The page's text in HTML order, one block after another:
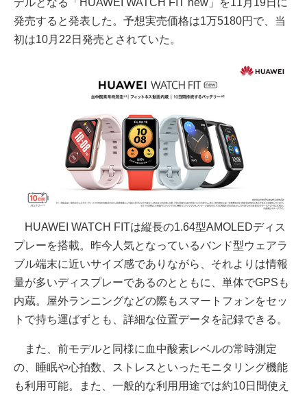
発売すると発表した。予想実売価格は1万5180円で、当
初は10月22日発売とされていた。
HUAWEI WATCH FITは縦長の1.64型AMOLEDディス
プレーを搭載。昨今人気となっているバンド型ウェアラ
ブル端末に近いサイズ感でありながら、それよりは情報
量が多いディスプレーであるのとともに、単体でGPSも
内蔵。屋外ランニングなどの際もスマートフォンをセッ
トで持ち運ばずとも、詳細な位置データを記録できる。
また、前モデルと同様に血中酸素レベルの常時測定
の、睡眠や心拍数、ストレスといったモニタリング機能
も利用可能。また、一般的な利用用途では約10日間使え